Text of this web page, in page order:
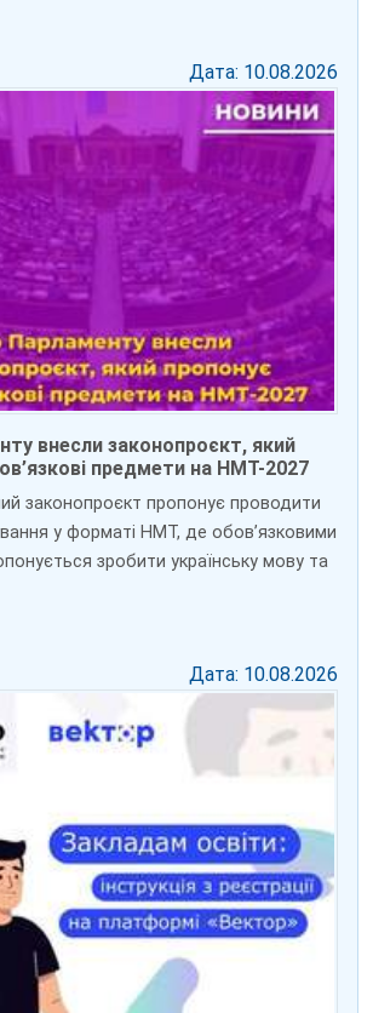
Дата: 10.08.2026
внесли законопроєкт, який
предмети на НМТ-2027
законопроєкт пропонує проводити
у форматі НМТ, де обов’язковими
зробити українську мову та
Дата: 10.08.2026